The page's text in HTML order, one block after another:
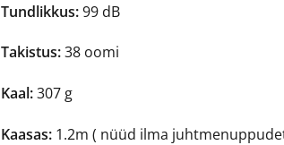
Tundlikkus:99 dB
Takistus:38 oomi
Kaal:307 g
Kaasas:1.2m ( nüüd ilma